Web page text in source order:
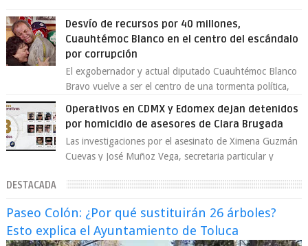
Desvío de recursos por 40 millones,
Cuauhtémoc Blanco en el centro del escándalo
por corrupción
El exgobernador y actual diputado Cuauhtémoc Blanco
Bravo vuelve a ser el centro de una tormenta política,
Operativos en CDMX y Edomex dejan detenidos
por homicidio de asesores de Clara Brugada
Las investigaciones por el asesinato de Ximena Guzmán
Cuevas y José Muñoz Vega, secretaria particular y
DESTACADA
Paseo Colón: ¿Por qué sustituirán 26 árboles?
Esto explica el Ayuntamiento de Toluca